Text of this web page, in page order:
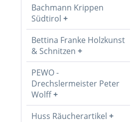
Bachmann Krippen
Südtirol
Bettina Franke Holzkunst
& Schnitzen
PEWO -
Drechslermeister Peter
Wolff
Huss Räucherartikel